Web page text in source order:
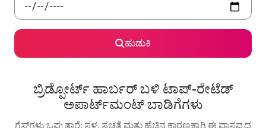
ಹುಡುಕಿ
ಬ್ರಿಡ್ಪೋರ್ಟ್ ಹಾರ್ಬರ್ ಬಳಿ ಟಾಪ್-ರೇಟೆಡ್
ಅಪಾರ್ಟ್‌ಮಂಟ್ ಬಾಡಿಗೆಗಳು
ಗೆಸ್ಟ್‌ಗಳು ಒಪ್ಪುತ್ತಾರೆ: ಸ್ಥಳ, ಸ್ವಚ್ಛತೆ ಮತ್ತು ಹೆಚ್ಚಿನ ಕಾರಣಕ್ಕಾಗಿ ಈ ವಾಸ್ತವ್ಯದ